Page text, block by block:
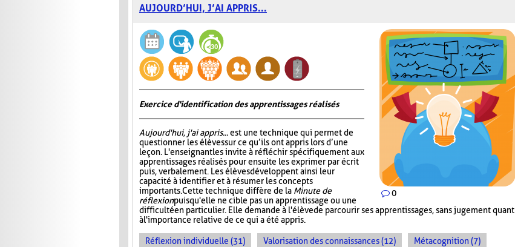
AUJOURD’HUI, J’AI APPRIS...
0
Exercice d'identification des apprentissages réalisés
Aujourd'hui, j'ai appris...est une technique qui permet de
questionner les élèves sur ce qu’ils ont appris lors d’une
leçon. L'enseignant les invite à réfléchir spécifiquement aux
apprentissages réalisés pour ensuite les exprimer par écrit
puis, verbalement. Les élèves développent ainsi leur
capacité à identifier et à résumer les concepts
importants. Cette technique diffère de la Minute de
réflexionpuisqu'elle ne cible pas un apprentissage ou une
difficulté en particulier. Elle demande à l'élève de parcourir ses apprentissages, sans jugement quant
à l'importance relative de ce qui a été appris.
Réflexion individuelle (31) Valorisation des connaissances (12) Métacognition (7)